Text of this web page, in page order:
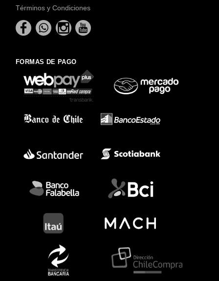
Términos y Condiciones
FORMAS DE PAGO